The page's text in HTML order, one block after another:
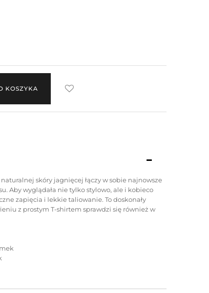
KOSZYKA
skóry jagnięcej łączy w sobie najnowsze
Aby wyglądała nie tylko stylowo, ale i kobieco
zapięcia i lekkie taliowanie. To doskonały
z prostym T-shirtem sprawdzi się również w